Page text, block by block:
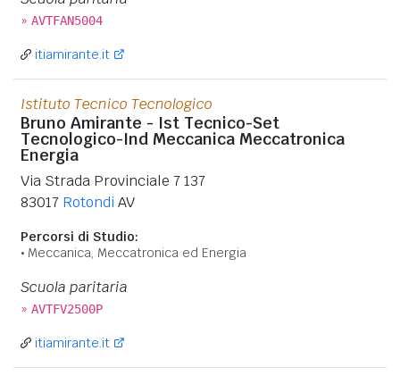
» AVTFAN5004
itiamirante.it
Istituto Tecnico Tecnologico
Bruno Amirante - Ist Tecnico-Set
Tecnologico-Ind Meccanica Meccatronica
Energia
Via Strada Provinciale 7 137
83017 Rotondi AV
Percorsi di Studio:
Meccanica, Meccatronica ed Energia
Scuola paritaria
» AVTFV2500P
itiamirante.it